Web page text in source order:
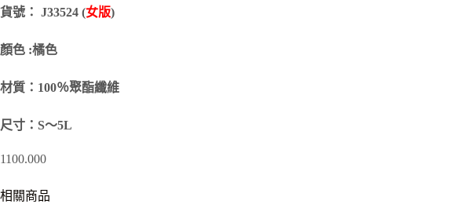
貨號： J33524 (女版)
顏色 :橘色
材質：100％聚酯纖維
尺寸：S～5L
1100.000
相關商品